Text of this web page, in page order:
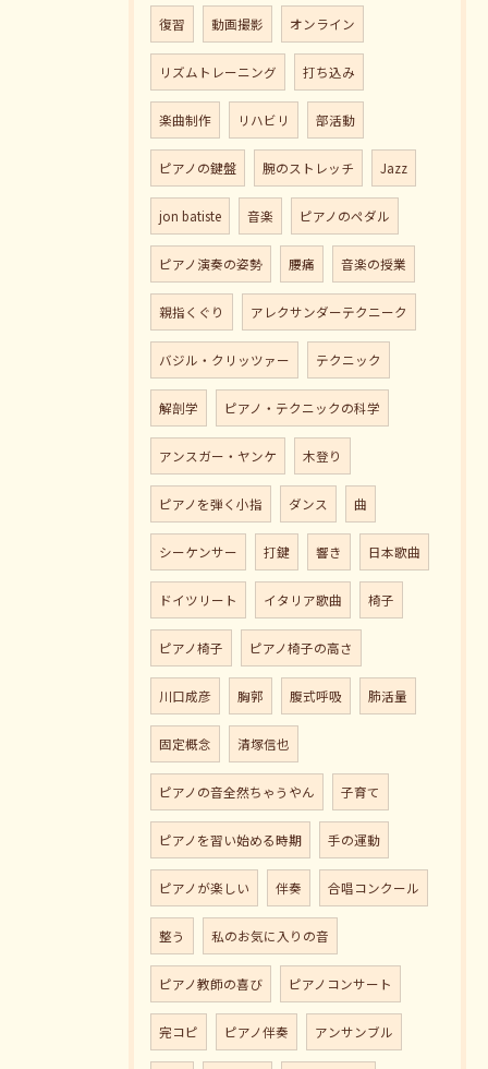
復習 動画撮影 オンライン
リズムトレーニング 打ち込み
楽曲制作 リハビリ 部活動
ピアノの鍵盤 腕のストレッチ Jazz
jon batiste 音楽 ピアノのペダル
ピアノ演奏の姿勢 腰痛 音楽の授業
親指くぐり アレクサンダーテクニーク
バジル・クリッツァー テクニック
解剖学 ピアノ・テクニックの科学
アンスガー・ヤンケ 木登り
ピアノを弾く小指 ダンス 曲
シーケンサー 打鍵 響き 日本歌曲
ドイツリート イタリア歌曲 椅子
ピアノ椅子 ピアノ椅子の高さ
川口成彦 胸郭 腹式呼吸 肺活量
固定概念 清塚信也
ピアノの音全然ちゃうやん 子育て
ピアノを習い始める時期 手の運動
ピアノが楽しい 伴奏 合唱コンクール
整う 私のお気に入りの音
ピアノ教師の喜び ピアノコンサート
完コピ ピアノ伴奏 アンサンブル